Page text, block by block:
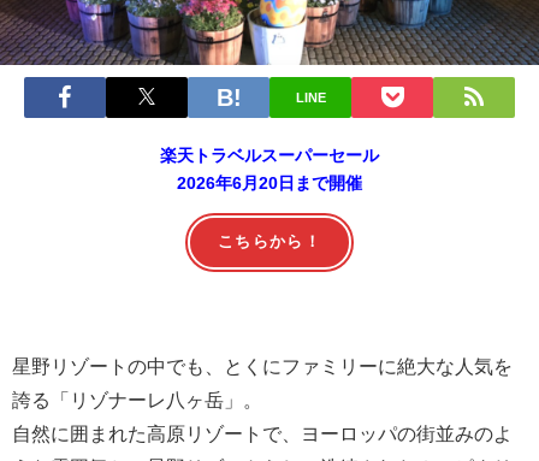
LINE
楽天トラベルスーパーセール
2026年6月20日まで開催
こちらから！
星野リゾートの中でも、とくにファミリーに絶大な人気を
誇る「リゾナーレ八ヶ岳」。
自然に囲まれた高原リゾートで、ヨーロッパの街並みのよ